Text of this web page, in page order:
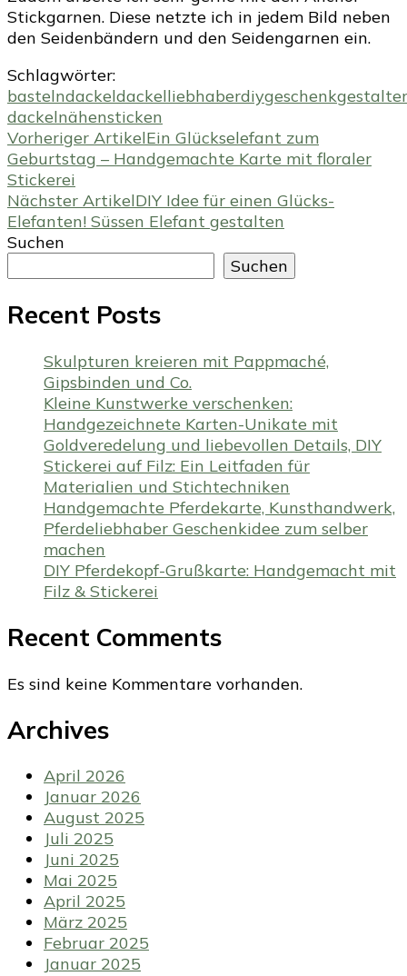
Stickgarnen. Diese netzte ich in jedem Bild neben
den Seidenbändern und den Seidengarnen ein.
Schlagwörter:
bastelndackeldackelliebhaberdiygeschenk
dackelnähensticken
Beitragsnavigation
Vorheriger ArtikelEin Glückselefant zum
Geburtstag – Handgemachte Karte mit floraler
Stickerei
Nächster ArtikelDIY Idee für einen Glücks-
Elefanten! Süssen Elefant gestalten
Suchen
Suchen
Recent Posts
Skulpturen kreieren mit Pappmaché,
Gipsbinden und Co.
Kleine Kunstwerke verschenken:
Handgezeichnete Karten-Unikate mit
Goldveredelung und liebevollen Details, DIY
Stickerei auf Filz: Ein Leitfaden für
Materialien und Stichtechniken
Handgemachte Pferdekarte, Kunsthandwerk,
Pferdeliebhaber Geschenkidee zum selber
machen
DIY Pferdekopf-Grußkarte: Handgemacht mit
Filz & Stickerei
Recent Comments
Es sind keine Kommentare vorhanden.
Archives
April 2026
Januar 2026
August 2025
Juli 2025
Juni 2025
Mai 2025
April 2025
März 2025
Februar 2025
Januar 2025